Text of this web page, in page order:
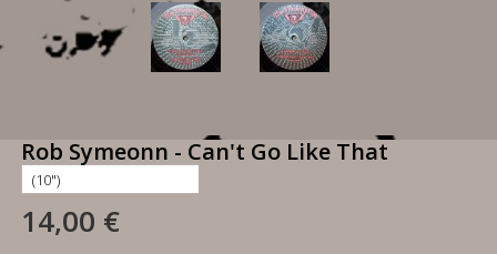
Rob Symeonn - Can't Go Like That
14,00 €